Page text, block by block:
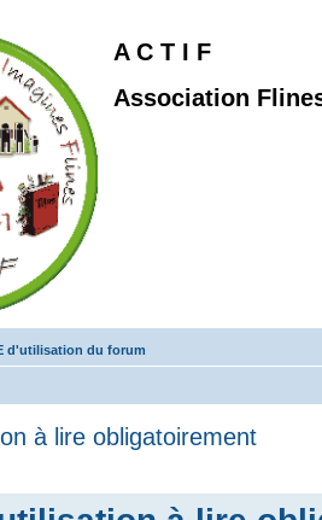
A C T I F
Association
d'utilisation du forum
à lire obligatoirement